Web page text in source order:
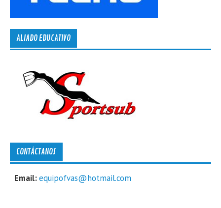
ALIADO EDUCATIVO
CONTÁCTANOS
Email:equipofvas@hotmail.com